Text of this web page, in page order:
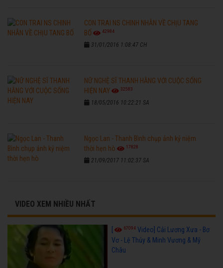
CON TRAI NS CHINH NHẪN VỀ CHỊU TANG
BỐ
42984
31/01/2016 1:08:47 CH
NỮ NGHỆ SĨ THANH HẰNG VỚI CUỘC SỐNG
HIỆN NAY
32583
18/05/2016 10:22:21 SA
Ngọc Lan - Thanh Bình chụp ảnh kỷ niệm
thời hẹn hò
17828
21/09/2017 11:02:37 SA
VIDEO XEM NHIỀU NHẤT
[ 67094 Video] Cải Lương Xưa - Bơ
Vơ - Lệ Thủy & Minh Vương & Mỹ
Châu